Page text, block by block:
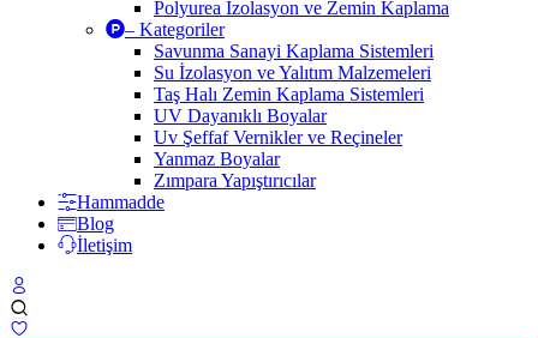
Polyurea İzolasyon ve Zemin Kaplama
– Kategoriler
Savunma Sanayi Kaplama Sistemleri
Su İzolasyon ve Yalıtım Malzemeleri
Taş Halı Zemin Kaplama Sistemleri
UV Dayanıklı Boyalar
Uv Şeffaf Vernikler ve Reçineler
Yanmaz Boyalar
Zımpara Yapıştırıcılar
Hammadde
Blog
İletişim